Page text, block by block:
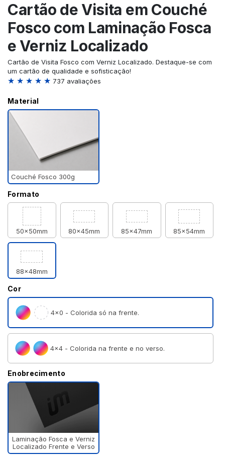
Cartão de Visita em Couché
Fosco com Laminação Fosca
e Verniz Localizado
Cartão de Visita Fosco com Verniz Localizado. Destaque-se com
um cartão de qualidade e sofisticação!
★ ★ ★ ★ ★ 737 avaliações
Material
Couché Fosco 300g
Formato
50x50mm 80x45mm 85x47mm 85x54mm
88x48mm
Cor
4×0 - Colorida só na frente.
4×4 - Colorida na frente e no verso.
Enobrecimento
Laminação Fosca e Verniz
Localizado Frente e Verso